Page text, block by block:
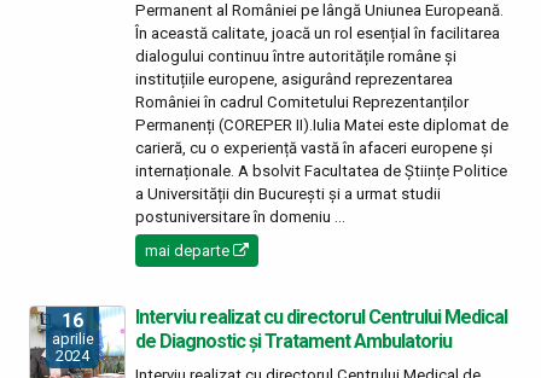
Permanent al României pe lângă Uniunea Europeană.
În această calitate, joacă un rol esențial în facilitarea
dialogului continuu între autoritățile române și
instituțiile europene, asigurând reprezentarea
României în cadrul Comitetului Reprezentanților
Permanenți (COREPER II).Iulia Matei este diplomat de
carieră, cu o experiență vastă în afaceri europene și
internaționale. A bsolvit Facultatea de Științe Politice
a Universității din București și a urmat studii
postuniversitare în domeniu ...
mai departe
16
aprilie
2024
Interviu realizat cu directorul Centrului Medical
de Diagnostic şi Tratament Ambulatoriu